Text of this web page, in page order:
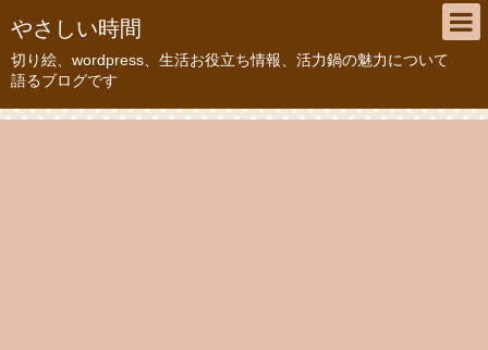
やさしい時間
切り絵、wordpress、生活お役立ち情報、活力鍋の魅力について
語るブログです